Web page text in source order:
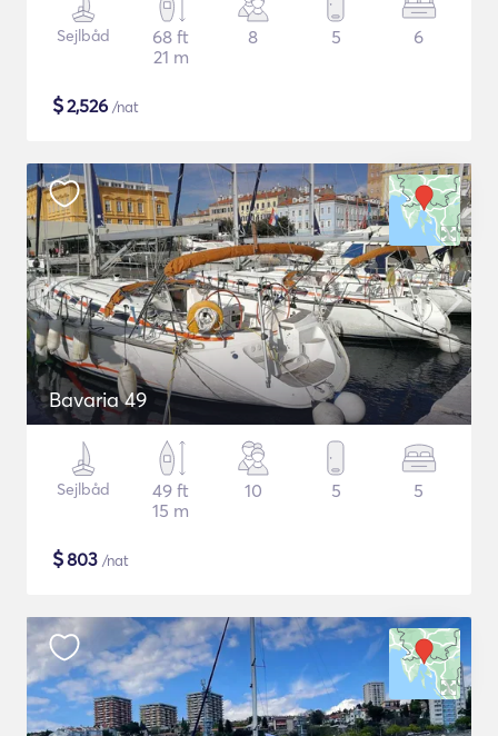
Sejlbåd
68 ft
21 m
8 5 6
$2,526 /nat
Bavaria 49
Sejlbåd
49 ft
15 m
10 5 5
$803 /nat